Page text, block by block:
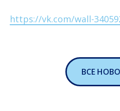
https://vk.com/wall-
ВСЕ